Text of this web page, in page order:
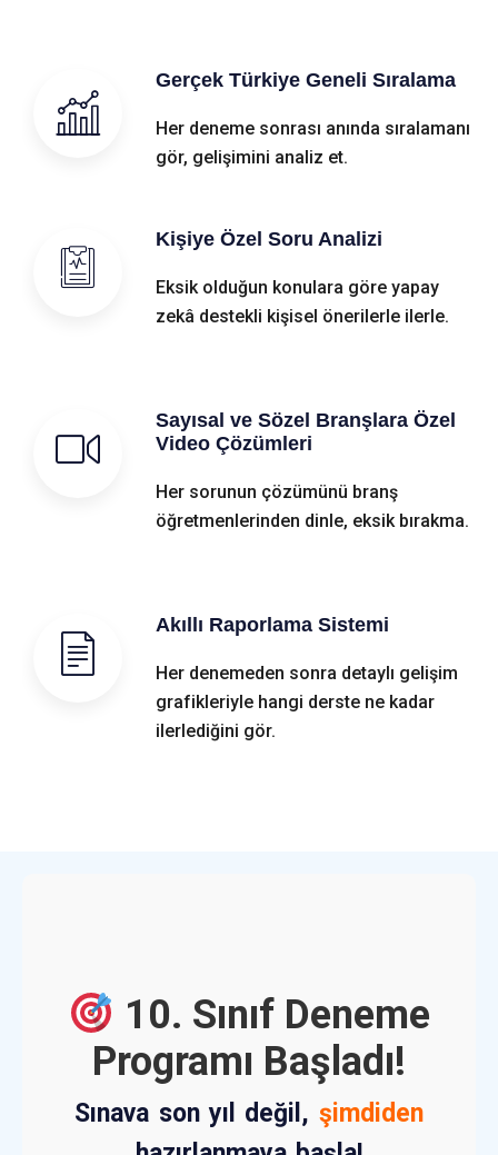
Gerçek Türkiye Geneli Sıralama
Her deneme sonrası anında sıralamanı
gör, gelişimini analiz et.
Kişiye Özel Soru Analizi
Eksik olduğun konulara göre yapay
zekâ destekli kişisel önerilerle ilerle.
Sayısal ve Sözel Branşlara Özel
Video Çözümleri
Her sorunun çözümünü branş
öğretmenlerinden dinle, eksik bırakma.
Akıllı Raporlama Sistemi
Her denemeden sonra detaylı gelişim
grafikleriyle hangi derste ne kadar
ilerlediğini gör.
10. Sınıf Deneme
Programı Başladı!
Sınava son yıl değil, şimdiden